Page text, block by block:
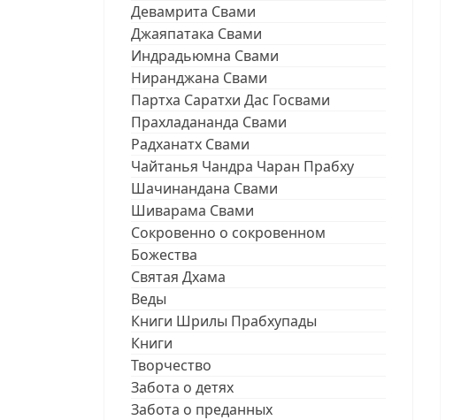
Девамрита Свами
Джаяпатака Свами
Индрадьюмна Свами
Ниранджана Свами
Партха Саратхи Дас Госвами
Прахладананда Свами
Радханатх Свами
Чайтанья Чандра Чаран Прабху
Шачинандана Свами
Шиварама Свами
Сокровенно о сокровенном
Божества
Святая Дхама
Веды
Книги Шрилы Прабхупады
Книги
Творчество
Забота о детях
Забота о преданных